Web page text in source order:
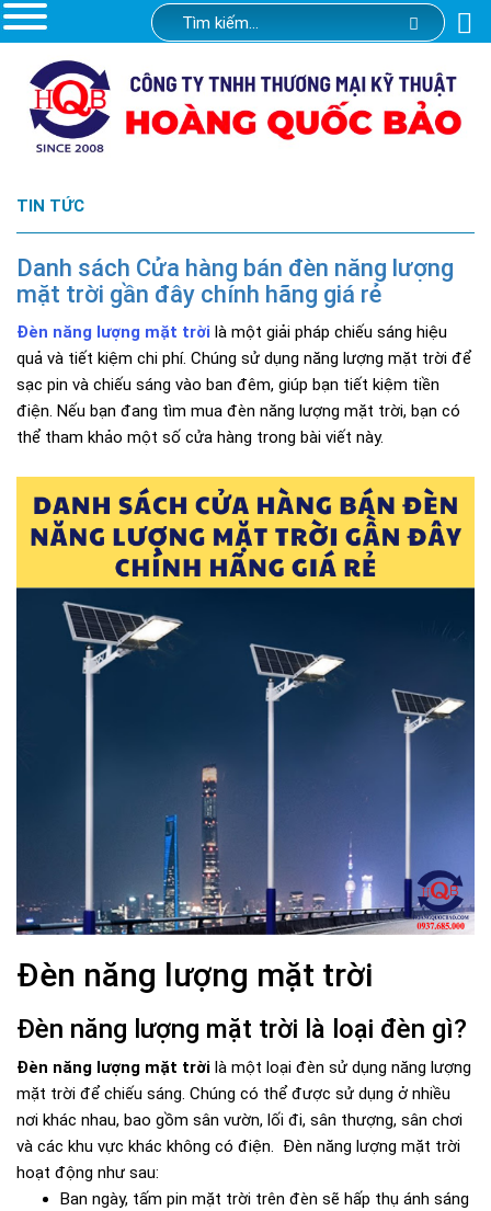
TIN TỨC
Danh sách Cửa hàng bán đèn năng lượng
mặt trời gần đây chính hãng giá rẻ
Đèn năng lượng mặt trời là một giải pháp chiếu sáng hiệu
quả và tiết kiệm chi phí. Chúng sử dụng năng lượng mặt trời để
sạc pin và chiếu sáng vào ban đêm, giúp bạn tiết kiệm tiền
điện. Nếu bạn đang tìm mua đèn năng lượng mặt trời, bạn có
thể tham khảo một số cửa hàng trong bài viết này.
Đèn năng lượng mặt trời
Đèn năng lượng mặt trời là loại đèn gì?
Đèn năng lượng mặt trời là một loại đèn sử dụng năng lượng
mặt trời để chiếu sáng. Chúng có thể được sử dụng ở nhiều
nơi khác nhau, bao gồm sân vườn, lối đi, sân thượng, sân chơi
và các khu vực khác không có điện. Đèn năng lượng mặt trời
hoạt động như sau:
Ban ngày, tấm pin mặt trời trên đèn sẽ hấp thụ ánh sáng